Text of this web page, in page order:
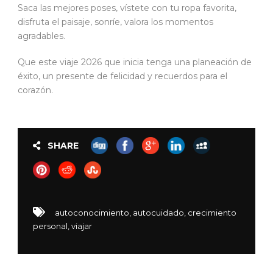
Saca las mejores poses, vístete con tu ropa favorita,
disfruta el paisaje, sonríe, valora los momentos
agradables.
Que este viaje 2026 que inicia tenga una planeación de
éxito, un presente de felicidad y recuerdos para el
corazón.
SHARE
autoconocimiento autocuidado crecimiento
personal viajar